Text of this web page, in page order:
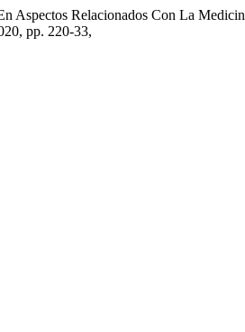
Aspectos Relacionados Con La
pp. 220-33,